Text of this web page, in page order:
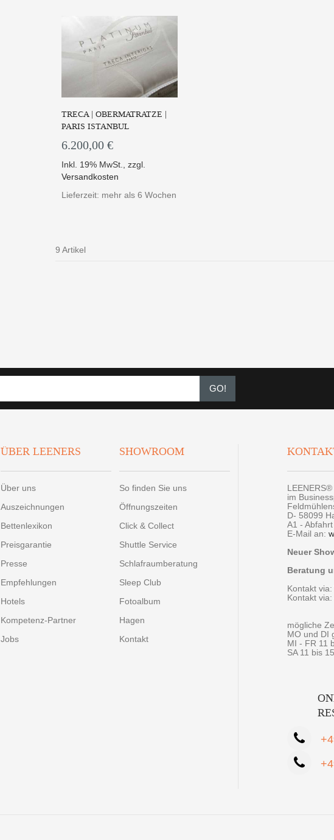
TRECA | OBERMATRATZE |
PARIS ISTANBUL
6.200,00 €
Inkl. 19% MwSt. ,zzgl.
Versandkosten
Lieferzeit: mehr als 6 Wochen
9 Artikel
GO!
ÜBER LEENERS
Über uns
Auszeichnungen
Bettenlexikon
Preisgarantie
Presse
Empfehlungen
Hotels
Kompetenz-Partner
Jobs
SHOWROOM
So finden Sie uns
Öffnungszeiten
Click & Collect
Shuttle Service
Schlafraumberatung
Sleep Club
Fotoalbum
Hagen
Kontakt
im
D- 58099
A1 -
E-Mail an:
Neuer
Beratung
Kontakt via:
Kontakt via:
mögliche
MO und DI
MI - FR 11
SA 11 bis